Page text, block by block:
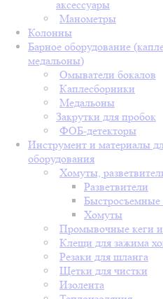
аксессуары
Манометры
Колонны
Барное оборудование
медальоны)
Омыватели бокалов
Каплесборники
Медальоны
Закрутки для пробок
ФОБ-детекторы
Инструмент и материалы
оборудования
Хомуты,
Разветвители
Быстросъемные
Хомуты
Промывочные кеги
Клещи для зажима
Резаки для шланга
Щетки для чистки
Изолента